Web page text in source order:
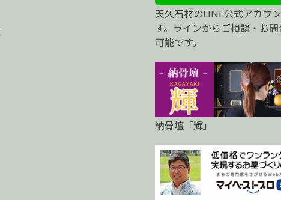
天久石材のLINE公式アカウ
す。ラインからご相談・お問
可能です。
納骨壇「輝」